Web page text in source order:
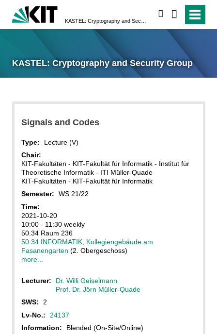
KASTEL: Cryptography and Security Group
Signals and Codes
Type:
Lecture (V)
Chair:
KIT-Fakultäten - KIT-Fakultät für Informatik - Institut für
Theoretische Informatik - ITI Müller-Quade
KIT-Fakultäten - KIT-Fakultät für Informatik
Semester:
WS 21/22
Time:
2021-10-20
10:00 - 11:30 weekly
50.34 Raum 236
50.34 INFORMATIK, Kollegiengebäude am
Fasanengarten (2. Obergeschoss)
more...
Lecturer:
Dr. Willi Geiselmann
Prof. Dr. Jörn Müller-Quade
SWS:
2
Lv-No.:
24137
Information:
Blended (On-Site/Online)